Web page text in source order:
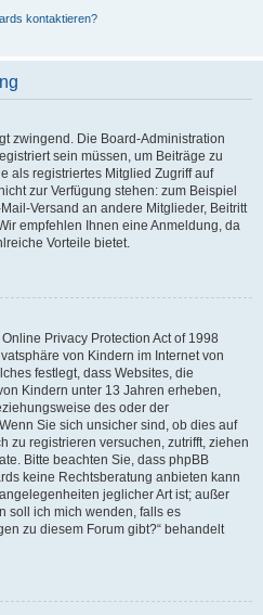
kontaktieren?
zwingend. Die Board-Administration
sein müssen, um Beiträge zu
als registriertes Mitglied Zugriff auf
zur Verfügung stehen: zum Beispiel
Versand an andere Mitglieder, Beitritt
empfehlen Ihnen eine Anmeldung, da
Vorteile bietet.
Privacy Protection Act of 1998
von Kindern im Internet von
festlegt, dass Websites, die
Kindern unter 13 Jahren erheben,
des oder der
Sie sich unsicher sind, ob dies auf
zu registrieren versuchen, zutrifft, ziehen
Bitte beachten Sie, dass phpBB
keine Rechtsberatung anbieten kann
jeglicher Art ist; außer
soll ich mich wenden, falls es
zu diesem Forum gibt?“ behandelt